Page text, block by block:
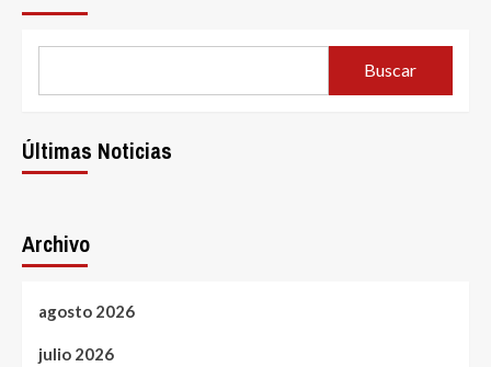
Buscar
Últimas Noticias
Archivo
agosto 2026
julio 2026